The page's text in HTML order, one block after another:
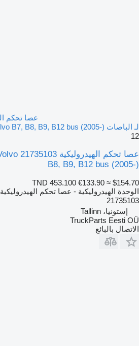
لـ الباصات Volvo B7, B8, B9, B12 bus (2005-)
12
B8, B9, B12 bus (2005-)
TND 453.100 €133.90 ≈ $154.70
الوحدة الهيدروليكية - عصا تحكم الهيدروليكية
21735103
إستونيا، Tallinn
TruckParts Eesti OÜ
الاتصال بالبائع